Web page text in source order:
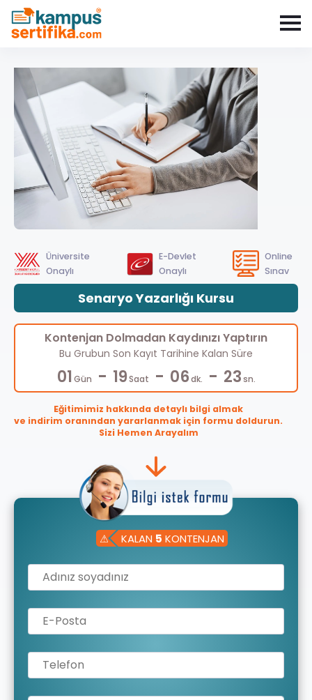
Üniversite
Onaylı
E-Devlet
Onaylı
Online
Sınav
Senaryo Yazarlığı Kursu
Kontenjan Dolmadan Kaydınızı Yaptırın
Bu Grubun Son Kayıt Tarihine Kalan Süre
01 Gün - 19Saat - 06dk. - 22sn.
Eğitimimiz hakkında detaylı bilgi almak
ve indirim oranından yararlanmak için formu doldurun.
Sizi Hemen Arayalım
⚠ KALAN 5 KONTENJAN